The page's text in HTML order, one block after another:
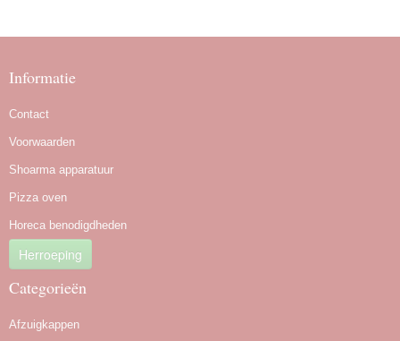
Informatie
Contact
Voorwaarden
Shoarma apparatuur
Pizza oven
Horeca benodigdheden
Herroeping
Categorieën
Afzuigkappen